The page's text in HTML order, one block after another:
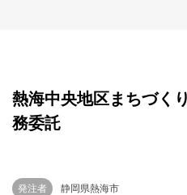
熱海中央地区まちづく
務委託
発注者 静岡県熱海市